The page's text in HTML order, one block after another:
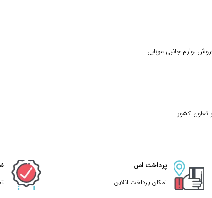
لوازم جانبی موبایل
کشور
پرداخت امن
امکان پرداخت انلاین